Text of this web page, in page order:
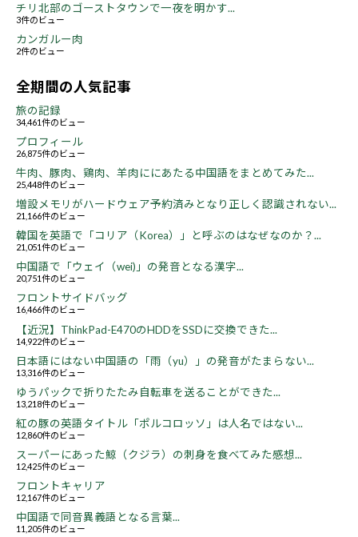
チリ北部のゴーストタウンで一夜を明かす...
3件のビュー
カンガルー肉
2件のビュー
全期間の人気記事
旅の記録
34,461件のビュー
プロフィール
26,875件のビュー
牛肉、豚肉、鶏肉、羊肉ににあたる中国語をまとめてみた...
25,448件のビュー
増設メモリがハードウェア予約済みとなり正しく認識されない...
21,166件のビュー
韓国を英語で「コリア（Korea）」と呼ぶのはなぜなのか？...
21,051件のビュー
中国語で「ウェイ（wei)」の発音となる漢字...
20,751件のビュー
フロントサイドバッグ
16,466件のビュー
【近況】ThinkPad-E470のHDDをSSDに交換できた...
14,922件のビュー
日本語にはない中国語の「雨（yu）」の発音がたまらない...
13,316件のビュー
ゆうパックで折りたたみ自転車を送ることができた...
13,218件のビュー
紅の豚の英語タイトル「ポルコロッソ」は人名ではない...
12,860件のビュー
スーパーにあった鯨（クジラ）の刺身を食べてみた感想...
12,425件のビュー
フロントキャリア
12,167件のビュー
中国語で同音異義語となる言葉...
11,205件のビュー